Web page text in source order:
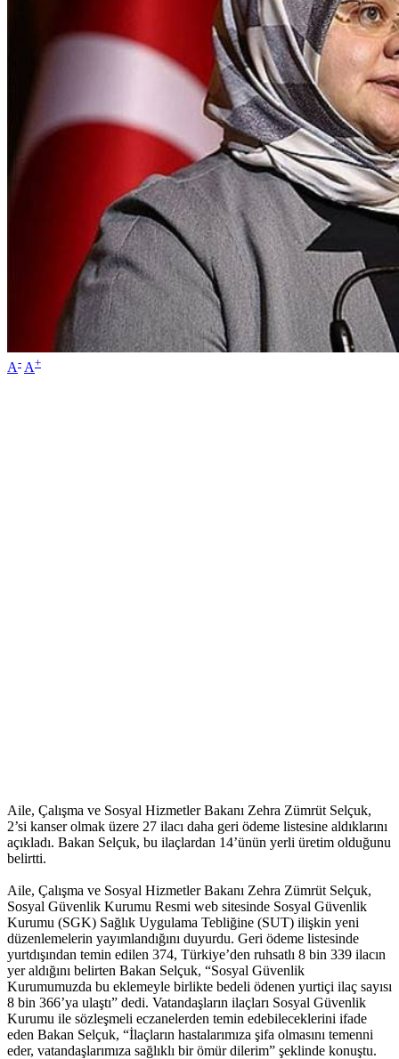
A- A+
Aile, Çalışma ve Sosyal Hizmetler Bakanı Zehra Zümrüt Selçuk,
2’si kanser olmak üzere 27 ilacı daha geri ödeme listesine aldıklarını
açıkladı. Bakan Selçuk, bu ilaçlardan 14’ünün yerli üretim olduğunu
belirtti.
Aile, Çalışma ve Sosyal Hizmetler Bakanı Zehra Zümrüt Selçuk,
Sosyal Güvenlik Kurumu Resmi web sitesinde Sosyal Güvenlik
Kurumu (SGK) Sağlık Uygulama Tebliğine (SUT) ilişkin yeni
düzenlemelerin yayımlandığını duyurdu. Geri ödeme listesinde
yurtdışından temin edilen 374, Türkiye’den ruhsatlı 8 bin 339 ilacın
yer aldığını belirten Bakan Selçuk, “Sosyal Güvenlik
Kurumumuzda bu eklemeyle birlikte bedeli ödenen yurtiçi ilaç sayısı
8 bin 366’ya ulaştı” dedi. Vatandaşların ilaçları Sosyal Güvenlik
Kurumu ile sözleşmeli eczanelerden temin edebileceklerini ifade
eden Bakan Selçuk, “İlaçların hastalarımıza şifa olmasını temenni
eder, vatandaşlarımıza sağlıklı bir ömür dilerim” şeklinde konuştu.